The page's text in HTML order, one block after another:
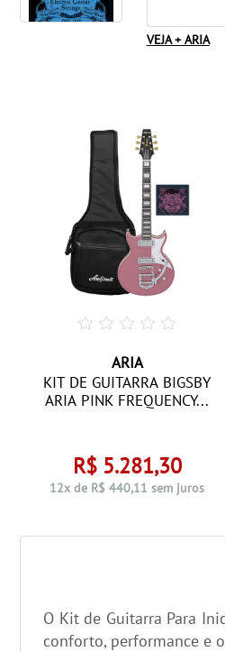
VEJA + ARIA
ARIA
KIT DE GUITARRA BIGSBY
ARIA PINK FREQUENCY...
R$ 5.281,30
12x de R$ 440,11 sem juros
O Kit de Guitarra Para
conforto, performance e